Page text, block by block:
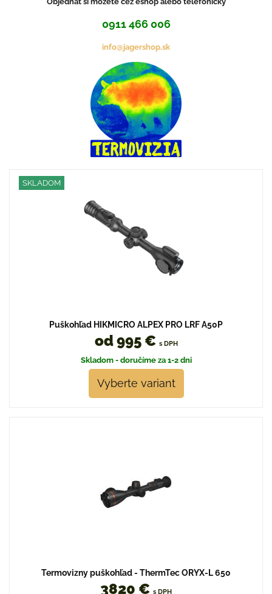
0911 466 006
info@jagershop.sk
SKLADOM
Puškohľad HIKMICRO ALPEX PRO LRF A50P
od 995 € s DPH
Skladom - doručíme za 1-2 dni
Vyberte variant
Termovizny puškohľad - ThermTec ORYX-L 650
3820 € s DPH